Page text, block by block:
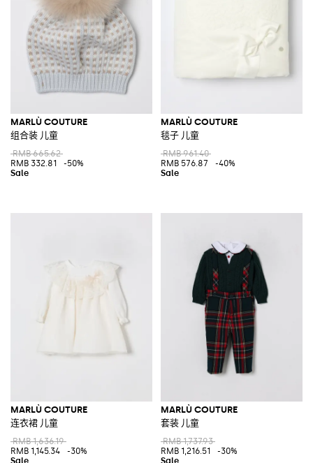
MARLÙ COUTURE
组合装 儿童
RMB 665.62
RMB 332.81
-50%
MARLÙ COUTURE
毯子 儿童
RMB 961.40
RMB 576.87
-40%
MARLÙ COUTURE
连衣裙 儿童
RMB 1,636.19
RMB 1,145.34
-30%
MARLÙ COUTURE
套装 儿童
RMB 1,737.93
RMB 1,216.51
-30%